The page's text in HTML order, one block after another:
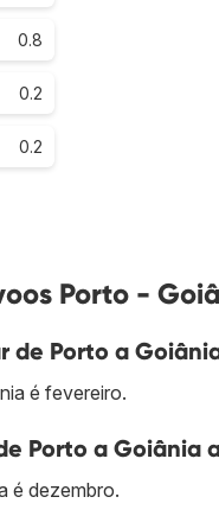
0.8
0.2
0.2
Porto -
de Porto a
é fevereiro.
Porto a Goiânia
é dezembro.